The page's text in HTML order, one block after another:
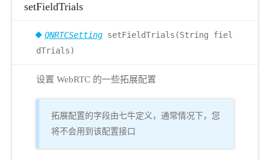
setFieldTrials
QNRTCSetting setFieldTrials(String fiel
dTrials)
设置 WebRTC 的一些拓展配置
拓展配置的字段由七牛定义，通常情况下，您
将不会用到该配置接口